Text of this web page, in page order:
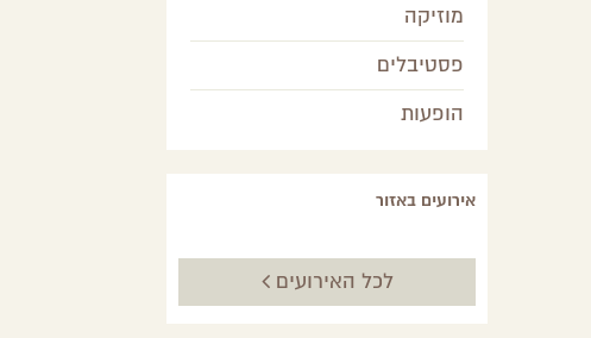
מוזיקה
פסטיבלים
הופעות
אירועים באזור
לכל האירועים